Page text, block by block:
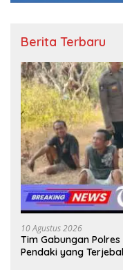
Berita Terbaru
10 Agustus 2026
Tim Gabungan
Pendaki yang